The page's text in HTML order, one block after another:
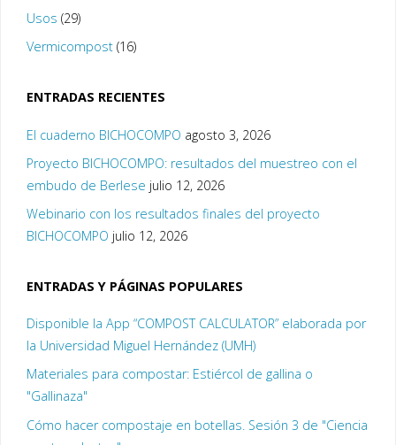
Usos (29)
Vermicompost(16)
ENTRADAS RECIENTES
El cuaderno BICHOCOMPO agosto 3, 2026
Proyecto BICHOCOMPO: resultados del muestreo con el
embudo de Berlese julio 12, 2026
Webinario con los resultados finales del proyecto
BICHOCOMPO julio 12, 2026
ENTRADAS Y PÁGINAS POPULARES
Disponible la App “COMPOST CALCULATOR” elaborada por
la Universidad Miguel Hernández (UMH)
Materiales para compostar: Estiércol de gallina o
"Gallinaza"
Cómo hacer compostaje en botellas. Sesión 3 de "Ciencia